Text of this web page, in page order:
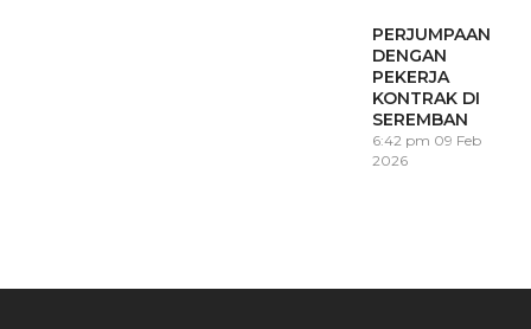
PERJUMPAAN
DENGAN
PEKERJA
KONTRAK DI
SEREMBAN
6:42 pm 09 Feb
2026